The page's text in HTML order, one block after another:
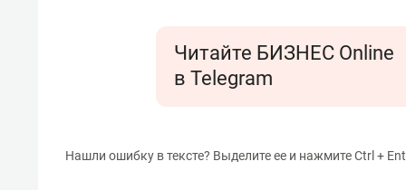
Читайте БИЗНЕС Online
в Telegram
Нашли ошибку в тексте? Выделите ее и нажмите Ctrl +